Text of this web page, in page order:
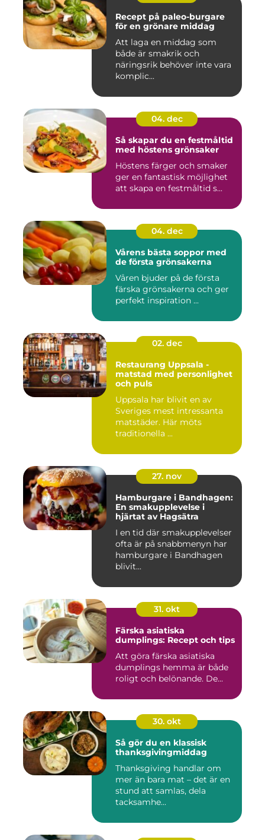
Recept på paleo-burgare
för en grönare middag
Att laga en middag som
både är smakrik och
näringsrik behöver inte vara
komplic...
04. dec
Så skapar du en festmåltid
med höstens grönsaker
Höstens färger och smaker
ger en fantastisk möjlighet
att skapa en festmåltid s...
04. dec
Vårens bästa soppor med
de första grönsakerna
Våren bjuder på de första
färska grönsakerna och ger
perfekt inspiration ...
02. dec
Restaurang Uppsala -
matstad med personlighet
och puls
Uppsala har blivit en av
Sveriges mest intressanta
matstäder. Här möts
traditionella ...
27. nov
Hamburgare i Bandhagen:
En smakupplevelse i
hjärtat av Hagsätra
I en tid där smakupplevelser
ofta är på snabbmenyn har
hamburgare i Bandhagen
blivit...
31. okt
Färska asiatiska
dumplings: Recept och tips
Att göra färska asiatiska
dumplings hemma är både
roligt och belönande. De...
30. okt
Så gör du en klassisk
thanksgivingmiddag
Thanksgiving handlar om
mer än bara mat – det är en
stund att samlas, dela
tacksamhe...